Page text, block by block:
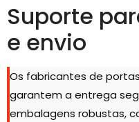
Suporte
e envio
Os fabricantes de
garantem a entrega
embalagens robustas,